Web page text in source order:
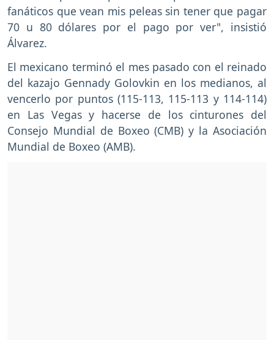
fanáticos que vean mis peleas sin tener que pagar
70 u 80 dólares por el pago por ver", insistió
Álvarez.
El mexicano terminó el mes pasado con el reinado
del kazajo Gennady Golovkin en los medianos, al
vencerlo por puntos (115-113, 115-113 y 114-114)
en Las Vegas y hacerse de los cinturones del
Consejo Mundial de Boxeo (CMB) y la Asociación
Mundial de Boxeo (AMB).